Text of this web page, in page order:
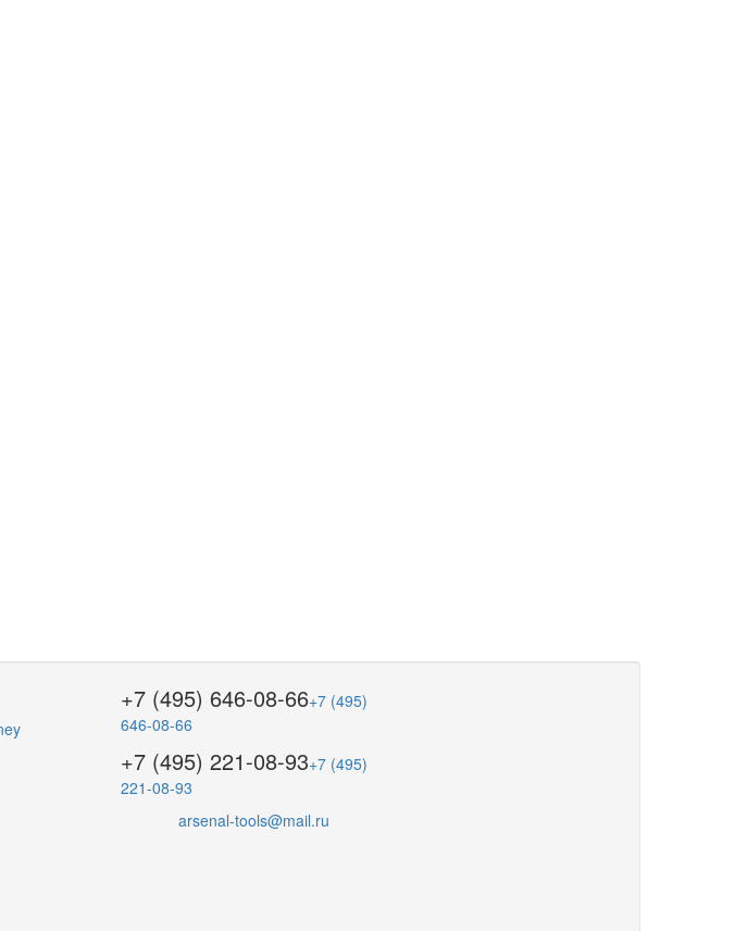
+7 (495) 646-08-66+7 (495)
646-08-66
+7 (495) 221-08-93+7 (495)
221-08-93
arsenal-tools@mail.ru